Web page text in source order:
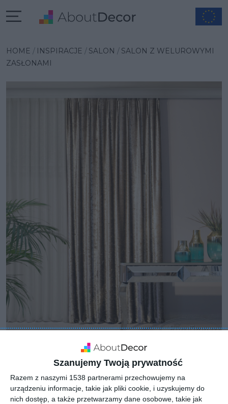
Szanujemy Twoją prywatność
Razem z naszymi 1538 partnerami przechowujemy na
urządzeniu informacje, takie jak pliki cookie, i uzyskujemy do
nich dostęp, a także przetwarzamy dane osobowe, takie jak
HOME INSPIRACJE SALON
SALON Z WELUROWYMI
ZASŁONAMI